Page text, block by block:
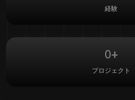
経験
0+
プロジェクト